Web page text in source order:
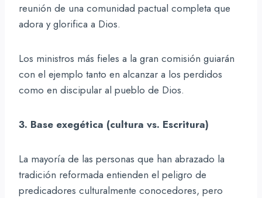
reunión de una comunidad pactual completa que
adora y glorifica a Dios.
Los ministros más fieles a la gran comisión guiarán
con el ejemplo tanto en alcanzar a los perdidos
como en discipular al pueblo de Dios.
3. Base exegética (cultura vs. Escritura)
La mayoría de las personas que han abrazado la
tradición reformada entienden el peligro de
predicadores culturalmente conocedores, pero